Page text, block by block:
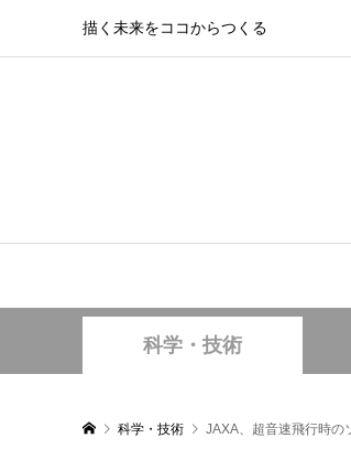
描く未来をココからつくる
科学・技術
科学・技術 JAXA、超音速飛行時の